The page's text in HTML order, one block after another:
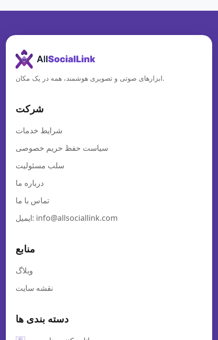
ابزارهای صوتی و تصویری هوشمند، همه در یک مکان.
شرکت
شرایط خدمات
سیاست حفظ حریم خصوصی
سلب مسئولیت
درباره ما
تماس با ما
ایمیل: info@allsociallink.com
منابع
وبلاگ
نقشه سایت
دسته بندی ها